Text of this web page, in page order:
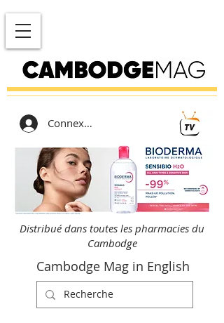
Connexion
Distribué dans toutes les pharmacies du
Cambodge
Cambodge Mag in English